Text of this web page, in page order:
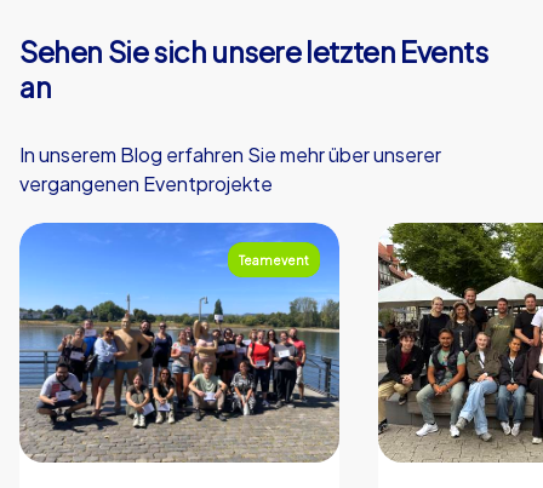
Sehen Sie sich unsere letzten Events
an
In unserem Blog erfahren Sie mehr über unserer
vergangenen Eventprojekte
Teamevent